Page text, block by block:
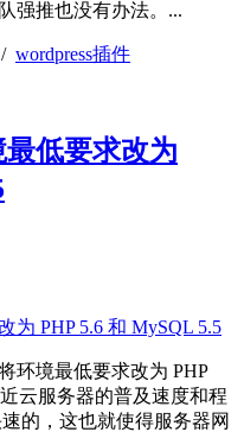
强推也没有办法。...
/ wordpress插件
低要求改为
环境最低要求改为 PHP
云服务器的普及速度和程
的，这也就使得服务器网